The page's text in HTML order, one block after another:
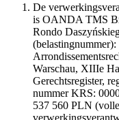
De
is OANDA TMS
Rondo
Warschau, XIIIe
Gerechtsregister,
nummer KRS:
537 560 PLN